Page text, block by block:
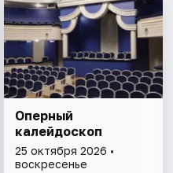
Оперный
калейдоскоп
25 октября 2026 •
воскресенье